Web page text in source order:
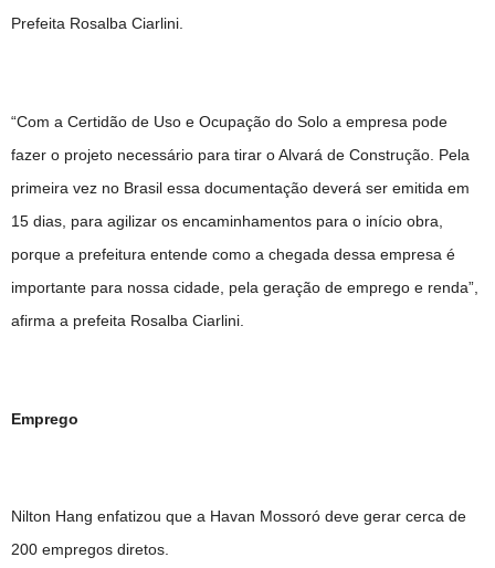
Prefeita Rosalba Ciarlini.
“Com a Certidão de Uso e Ocupação do Solo a empresa pode
fazer o projeto necessário para tirar o Alvará de Construção. Pela
primeira vez no Brasil essa documentação deverá ser emitida em
15 dias, para agilizar os encaminhamentos para o início obra,
porque a prefeitura entende como a chegada dessa empresa é
importante para nossa cidade, pela geração de emprego e renda”,
afirma a prefeita Rosalba Ciarlini.
Emprego
Nilton Hang enfatizou que a Havan Mossoró deve gerar cerca de
200 empregos diretos.